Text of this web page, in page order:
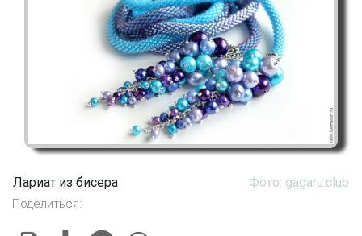
Лариат из бисера Фото: gagaru.club
Поделиться: